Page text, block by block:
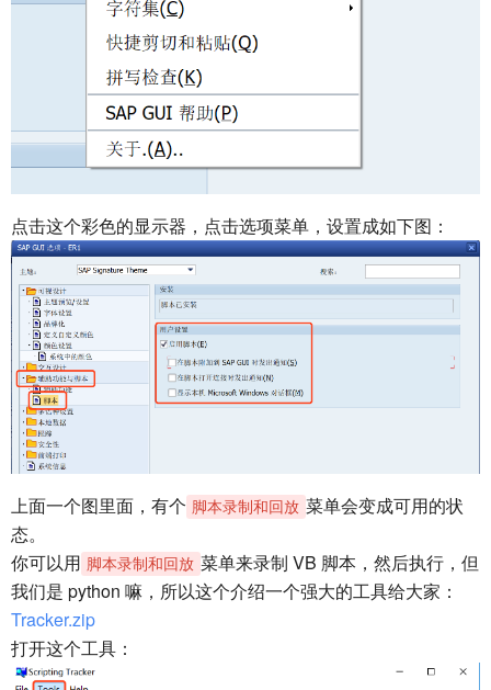
点击这个彩色的显示器，点击选项菜单，设置成如下图：
上面一个图里面，有个 脚本录制和回放 菜单会变成可用的状
态。
你可以用 脚本录制和回放 菜单来录制 VB 脚本，然后执行，但
我们是 python 嘛，所以这个介绍一个强大的工具给大家：
Tracker.zip
打开这个工具：